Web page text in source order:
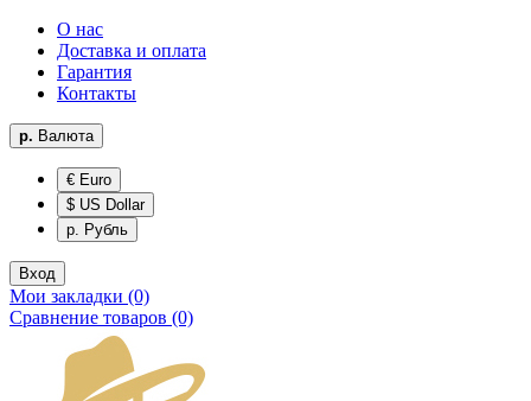
О нас
Доставка и оплата
Гарантия
Контакты
р. Валюта
€ Euro
$ US Dollar
р. Рубль
Вход
Мои закладки (0)
Сравнение товаров (0)